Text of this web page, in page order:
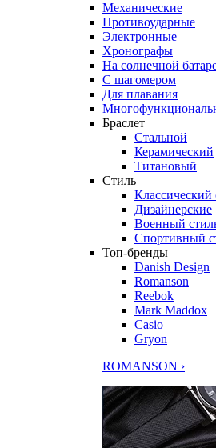
Механические
Противоударные
Электронные
Хронографы
На солнечной
С шагомером
Для плавания
Браслет
Стальной
Керамический
Титановый
Стиль
Классический
Дизайнерские
Военный
Спортивный
Топ-бренды
Danish Design
Romanson
Reebok
Mark Maddox
Casio
Gryon
ROMANSON ›